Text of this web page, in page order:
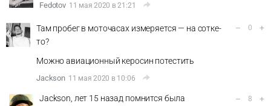
Fedotov 11 мая 2020 в 21:21
Там пробег в моточасах измеряется — на сотке-
то?
Можно авиационный керосин потестить
Jackson 11 мая 2020 в 10:06
– 0 +
Jackson, лет 15 назад помнится была
– 8 +